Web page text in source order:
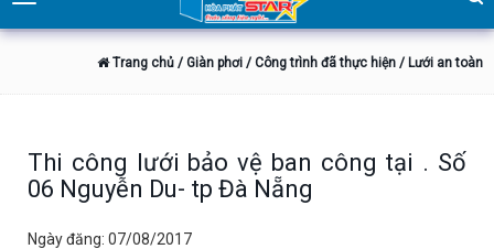
navigation
Trang chủ / Giàn phơi / Công trình đã thực hiện / Lưới an toàn
Thi công lưới bảo vệ ban công tại . Số
06 Nguyễn Du- tp Đà Nẵng
Ngày đăng: 07/08/2017